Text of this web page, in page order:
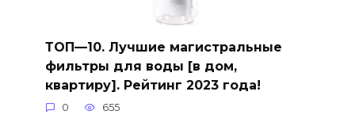
ТОП—10. Лучшие магистральные
фильтры для воды [в дом,
квартиру]. Рейтинг 2023 года!
0 655